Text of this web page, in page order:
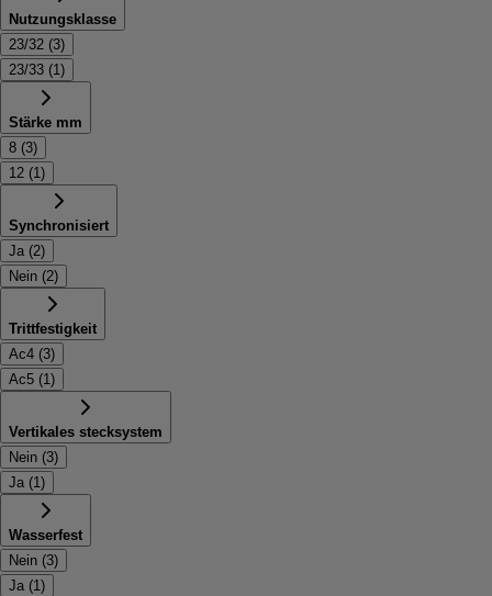
Nutzungsklasse
23/32 (3)
23/33 (1)
Stärke mm
8 (3)
12 (1)
Synchronisiert
Ja (2)
Nein (2)
Trittfestigkeit
Ac4 (3)
Ac5 (1)
Vertikales stecksystem
Nein (3)
Ja (1)
Wasserfest
Nein (3)
Ja (1)